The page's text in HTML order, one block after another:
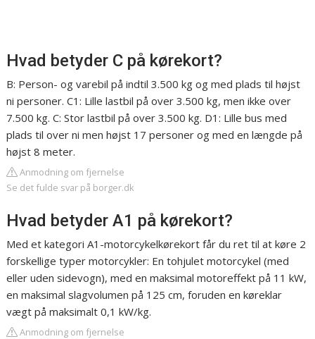
Hvad betyder C på kørekort?
B: Person- og varebil på indtil 3.500 kg og med plads til højst
ni personer. C1: Lille lastbil på over 3.500 kg, men ikke over
7.500 kg. C: Stor lastbil på over 3.500 kg. D1: Lille bus med
plads til over ni men højst 17 personer og med en længde på
højst 8 meter.
Anmodning om fjernelse
Se det fulde svar på borger.dk
Hvad betyder A1 på kørekort?
Med et kategori A1-motorcykelkørekort får du ret til at køre 2
forskellige typer motorcykler: En tohjulet motorcykel (med
eller uden sidevogn), med en maksimal motoreffekt på 11 kW,
en maksimal slagvolumen på 125 cm, foruden en køreklar
vægt på maksimalt 0,1 kW/kg.
Anmodning om fjernelse